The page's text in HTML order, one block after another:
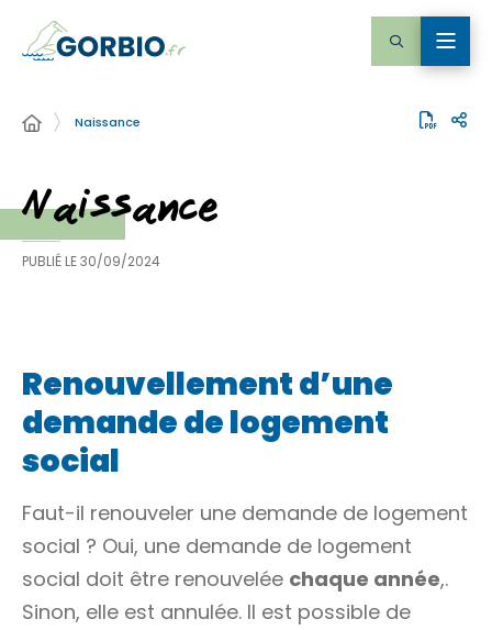
Naissance
Naissance
PUBLIÉ LE30/09/2024
Renouvellement d’une
demande de logement
social
Faut-il renouveler une demande de logement
social ? Oui, une demande de logement
social doit être renouvelée chaque année,.
Sinon, elle est annulée. Il est possible de